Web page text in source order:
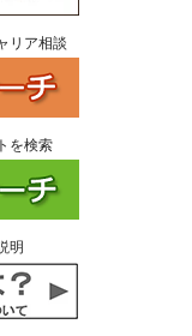
リア相談
を検索
明